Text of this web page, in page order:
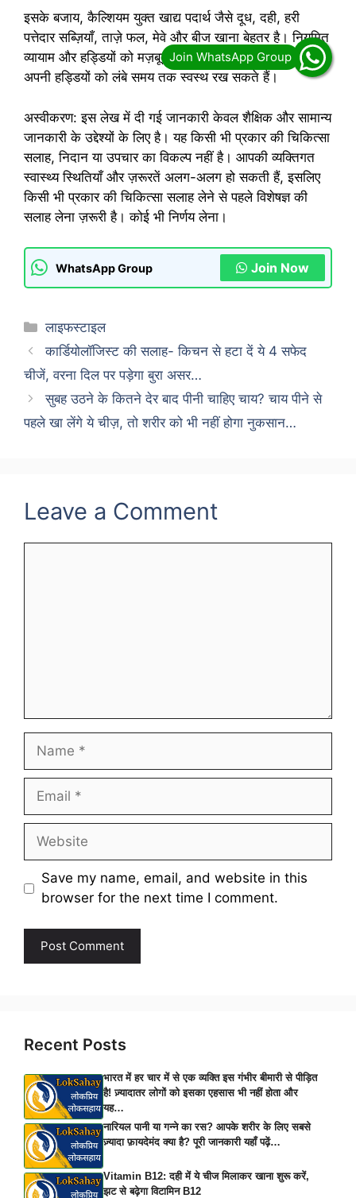
इसके बजाय, कैल्शियम युक्त खाद्य पदार्थ जैसे दूध, दही, हरी
पत्तेदार सब्ज़ियाँ, ताज़े फल, मेवे और बीज खाना बेहतर है। नियमित
व्यायाम और हड्डियों को मज़बूत बनाने वाली आदतें अपनाकर, आप
अपनी हड्डियों को लंबे समय तक स्वस्थ रख सकते हैं।
अस्वीकरण: इस लेख में दी गई जानकारी केवल शैक्षिक और सामान्य
जानकारी के उद्देश्यों के लिए है। यह किसी भी प्रकार की चिकित्सा
सलाह, निदान या उपचार का विकल्प नहीं है। आपकी व्यक्तिगत
स्वास्थ्य स्थितियाँ और ज़रूरतें अलग-अलग हो सकती हैं, इसलिए
किसी भी प्रकार की चिकित्सा सलाह लेने से पहले विशेषज्ञ की
सलाह लेना ज़रूरी है। कोई भी निर्णय लेना।
WhatsApp Group Join Now
Categories
लाइफस्टाइल
कार्डियोलॉजिस्ट की सलाह- किचन से हटा दें ये 4 सफेद
चीजें, वरना दिल पर पड़ेगा बुरा असर…
सुबह उठने के कितने देर बाद पीनी चाहिए चाय? चाय पीने से
पहले खा लेंगे ये चीज़, तो शरीर को भी नहीं होगा नुकसान…
Leave a Comment
Name
Email
Website
Save my name, email, and website in this
browser for the next time I comment.
Recent Posts
भारत में हर चार में से एक व्यक्ति इस गंभीर बीमारी से पीड़ित
है! ज़्यादातर लोगों को इसका एहसास भी नहीं होता और
यह…
नारियल पानी या गन्ने का रस? आपके शरीर के लिए सबसे
ज़्यादा फ़ायदेमंद क्या है? पूरी जानकारी यहाँ पढ़ें…
Vitamin B12: दही में ये चीज मिलाकर खाना शुरू करें,
झट से बढ़ेगा विटामिन B12